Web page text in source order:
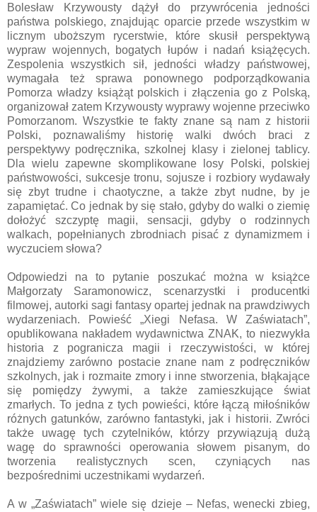
Bolesław Krzywousty dążył do przywrócenia jedności
państwa polskiego, znajdując oparcie przede wszystkim w
licznym uboższym rycerstwie, które skusił perspektywą
wypraw wojennych, bogatych łupów i nadań książęcych.
Zespolenia wszystkich sił, jedności władzy państwowej,
wymagała też sprawa ponownego podporządkowania
Pomorza władzy książąt polskich i złączenia go z Polską,
organizował zatem Krzywousty wyprawy wojenne przeciwko
Pomorzanom. Wszystkie te fakty znane są nam z historii
Polski, poznawaliśmy historię walki dwóch braci z
perspektywy podręcznika, szkolnej klasy i zielonej tablicy.
Dla wielu zapewne skomplikowane losy Polski, polskiej
państwowości, sukcesje tronu, sojusze i rozbiory wydawały
się zbyt trudne i chaotyczne, a także zbyt nudne, by je
zapamiętać. Co jednak by się stało, gdyby do walki o ziemię
dołożyć szczyptę magii, sensacji, gdyby o rodzinnych
walkach, popełnianych zbrodniach pisać z dynamizmem i
wyczuciem słowa?
Odpowiedzi na to pytanie poszukać można w książce
Małgorzaty Saramonowicz, scenarzystki i producentki
filmowej, autorki sagi fantasy opartej jednak na prawdziwych
wydarzeniach. Powieść „Xiegi Nefasa. W Zaświatach”,
opublikowana nakładem wydawnictwa ZNAK, to niezwykła
historia z pogranicza magii i rzeczywistości, w której
znajdziemy zarówno postacie znane nam z podręczników
szkolnych, jak i rozmaite zmory i inne stworzenia, błąkające
się pomiędzy żywymi, a także zamieszkujące świat
zmarłych. To jedna z tych powieści, które łączą miłośników
różnych gatunków, zarówno fantastyki, jak i historii. Zwróci
także uwagę tych czytelników, którzy przywiązują dużą
wagę do sprawności operowania słowem pisanym, do
tworzenia realistycznych scen, czyniących nas
bezpośrednimi uczestnikami wydarzeń.
A w „Zaświatach” wiele się dzieje – Nefas, wenecki zbieg,